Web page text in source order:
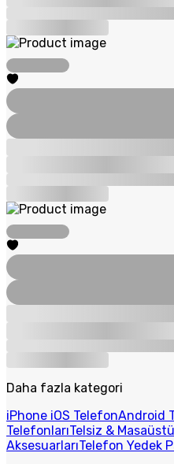
Daha fazla kategori
iPhone iOS TelefonAndroid
TelefonlarıTelsiz &
AksesuarlarıTelefon Yedek